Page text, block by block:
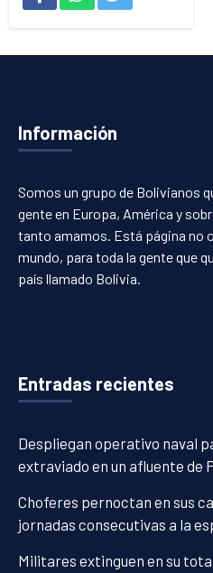
Información
Somos un grupo de Bolivianos
gente en Europa, América y
tanto amamos. Está página no
mundo, para toda la gente que
país llamado Bolivia.
Entradas recientes
Despliegan operativo naval
extraviado en un afluente de
Choferes pernoctan en sus
jornadas consecutivas a la
Militares extinguen en su